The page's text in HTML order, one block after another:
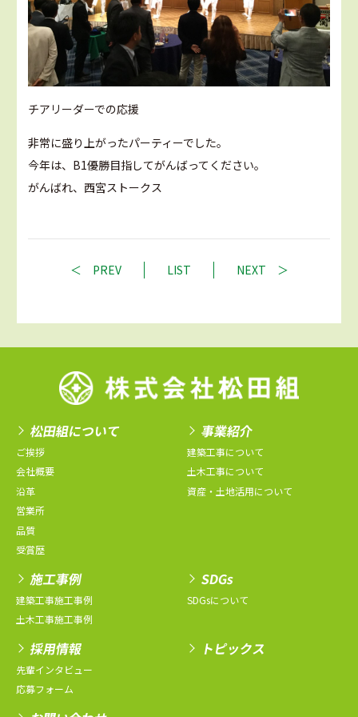
チアリーダーでの応援
非常に盛り上がったパーティーでした。
今年は、B1優勝目指してがんばってください。
がんばれ、西宮ストークス
PREV LIST NEXT
松田組について
ご挨拶
会社概要
沿革
営業所
品質
受賞歴
事業紹介
建築工事について
土木工事について
資産・土地活用について
施工事例
建築工事施工事例
土木工事施工事例
SDGs
SDGsについて
採用情報
先輩インタビュー
応募フォーム
トピックス